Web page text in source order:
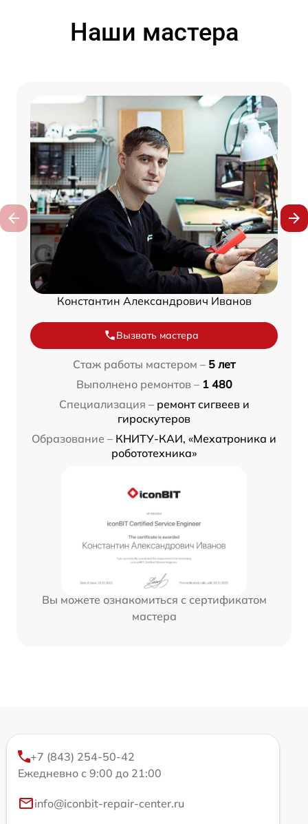
Наши мастера
Константин Александрович Иванов
Вызвать мастера
Стаж работы мастером – 5 лет
Выполнено ремонтов – 1 480
Специализация – ремонт сигвеев и
гироскутеров
Образование – КНИТУ-КАИ, «Мехатроника и
робототехника»
Вы можете ознакомиться с сертификатом
мастера
+7 (843) 254-50-42
Ежедневно с 9:00 до 21:00
info@iconbit-repair-center.ru